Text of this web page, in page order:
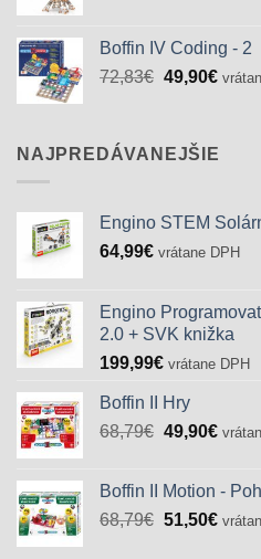
Boffin IV Coding - 2
72,83€ Pôvodná
72,83€.
49,90€
NAJPREDÁVANEJŠIE
Engino STEM
64,99€ vrátane DPH
Engino
2.0 + SVK knižka
199,99€ vrátane DPH
Boffin II Hry
68,79€ Pôvodná
68,79€.
49,90€
Boffin II Motion -
68,79€ Pôvodná
51,50€